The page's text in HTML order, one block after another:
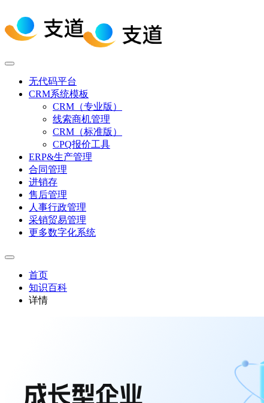
无代码平台
CRM系统模板
CRM（专业版）
线索商机管理
CRM（标准版）
CPQ报价工具
ERP&生产管理
合同管理
进销存
售后管理
人事行政管理
采销贸易管理
更多数字化系统
首页
知识百科
详情